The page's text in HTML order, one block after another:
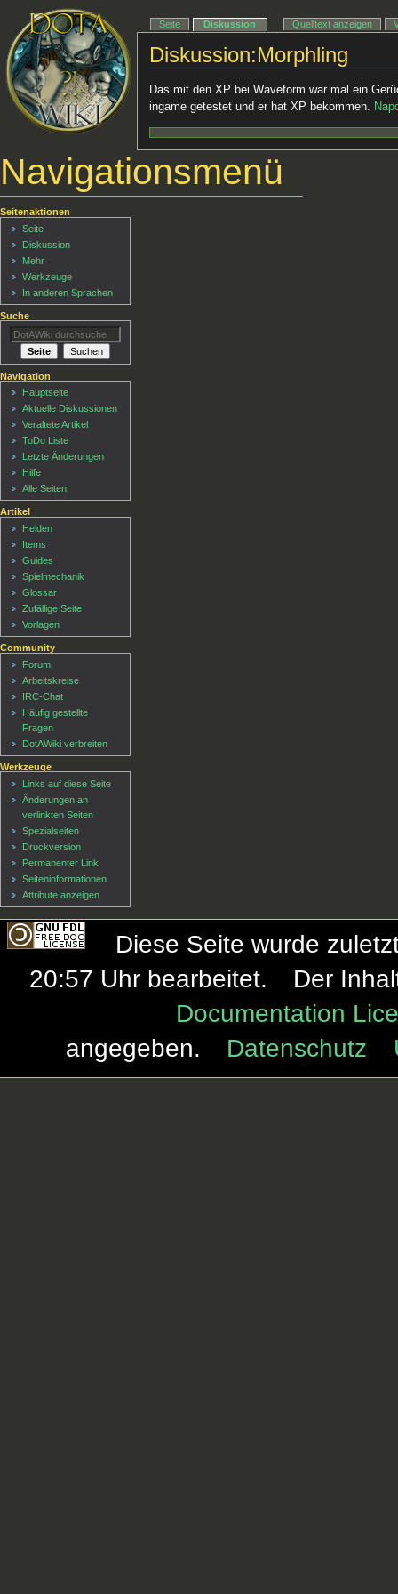
Diskussion:Morphling
Das mit den XP bei Waveform war mal ein
ingame getestet und er hat XP bekommen.
Navigationsmenü
Seite Diskussion Quelltext anzeigen
Seitenaktionen
Seite
Diskussion
Mehr
Werkzeuge
In anderen Sprachen
Suche
Navigation
Hauptseite
Aktuelle Diskussionen
Veraltete Artikel
ToDo Liste
Letzte Änderungen
Hilfe
Alle Seiten
Artikel
Helden
Items
Guides
Spielmechanik
Glossar
Zufällige Seite
Vorlagen
Community
Forum
Arbeitskreise
IRC-Chat
Häufig gestellte
Fragen
DotAWiki verbreiten
Werkzeuge
Links auf diese Seite
Änderungen an
verlinkten Seiten
Spezialseiten
Druckversion
Permanenter Link
Seiten­informationen
Attribute anzeigen
Diese Seite wurde
20:57 Uhr bearbeitet.
Der
Documentation
angegeben.
Datenschutz